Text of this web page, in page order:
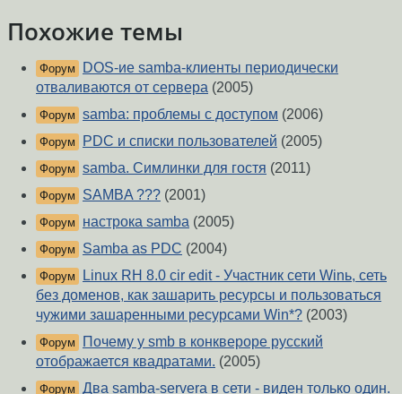
Похожие темы
Форум
DOS-ие samba-клиенты периодически
отваливаются от сервера (2005)
Форум samba: проблемы с доступом (2006)
Форум PDC и списки пользователей (2005)
Форум samba. Симлинки для гостя (2011)
Форум SAMBA ??? (2001)
Форум настрока samba (2005)
Форум Samba as PDC (2004)
Форум
Linux RH 8.0 cir edit - Участник сети Winь, сеть
без доменов, как зашарить ресурсы и пользоваться
чужими зашаренными ресурсами Win*? (2003)
Форум
Почему у smb в конквероре русский
отображается квадратами. (2005)
Форум Два samba-servera в сети - виден только один.